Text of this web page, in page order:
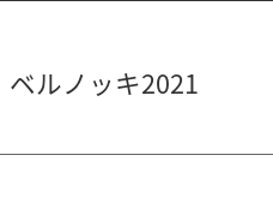
ベルノッキ2021